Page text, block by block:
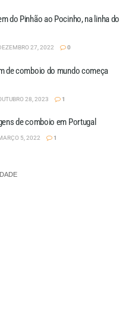
do Pinhão ao Pocinho, na linha do
27, 2022 0
de comboio do mundo começa
28, 2023 1
de comboio em Portugal
5, 2022 1